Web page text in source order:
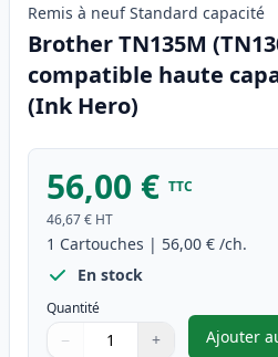
Remis à neuf Standard capacité
Brother TN135M
compatible haute
(Ink Hero)
56,00 € TTC
46,67 € HT
1 Cartouches | 56,00 € /ch.
En stock
Quantité
Quantité
Utilisez les boutons pour
− +
Quantité
Ajouter ,